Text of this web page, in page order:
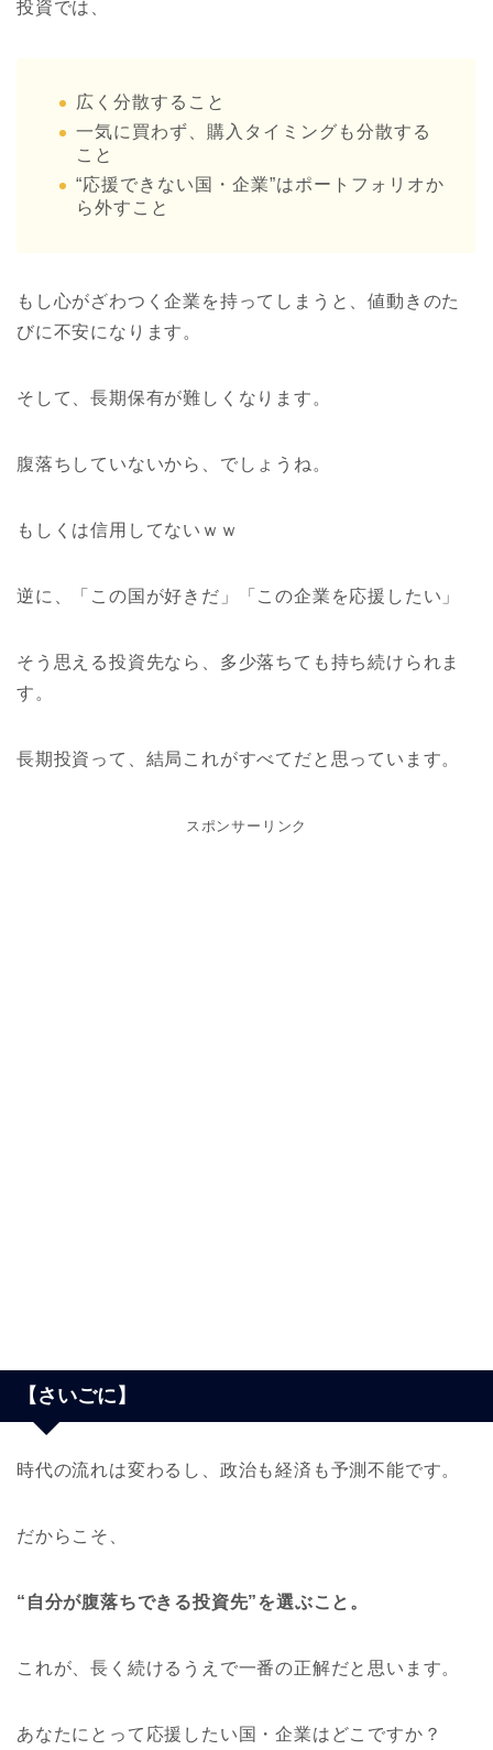
投資では、
広く分散すること
一気に買わず、購入タイミングも分散する
こと
“応援できない国・企業”はポートフォリオか
ら外すこと
もし心がざわつく企業を持ってしまうと、値動きのた
びに不安になります。
そして、長期保有が難しくなります。
腹落ちしていないから、でしょうね。
もしくは信用してないｗｗ
逆に、「この国が好きだ」「この企業を応援したい」
そう思える投資先なら、多少落ちても持ち続けられま
す。
長期投資って、結局これがすべてだと思っています。
スポンサーリンク
【さいごに】
時代の流れは変わるし、政治も経済も予測不能です。
だからこそ、
“自分が腹落ちできる投資先”を選ぶこと。
これが、長く続けるうえで一番の正解だと思います。
あなたにとって応援したい国・企業はどこですか？